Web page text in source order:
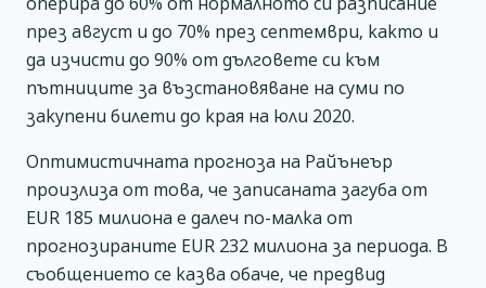
през август и до 70% през септември, както и
да изчисти до 90% от дълговете си към
пътниците за възстановяване на суми по
закупени билети до края на юли 2020.
Оптимистичната прогноза на Райънеър
произлиза от това, че записаната загуба от
EUR 185 милиона е далеч по-малка от
прогнозираните EUR 232 милиона за периода. В
съобщението се казва обаче, че предвид